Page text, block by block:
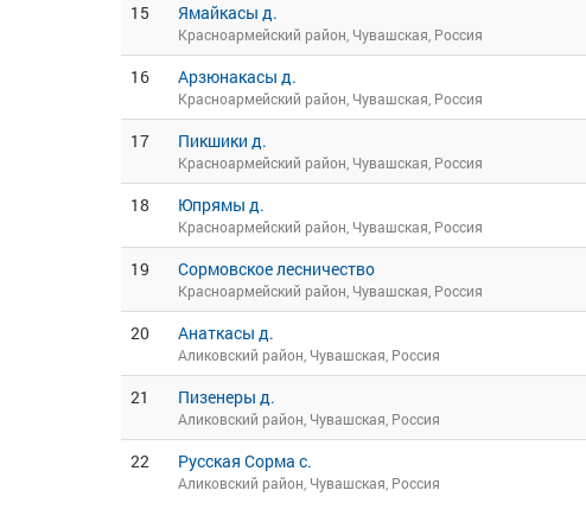
15 Ямайкасы д.
Красноармейский район, Чувашская, Россия
16 Арзюнакасы д.
Красноармейский район, Чувашская, Россия
17 Пикшики д.
Красноармейский район, Чувашская, Россия
18 Юпрямы д.
Красноармейский район, Чувашская, Россия
19 Сормовское лесничество
Красноармейский район, Чувашская, Россия
20 Анаткасы д.
Аликовский район, Чувашская, Россия
21 Пизенеры д.
Аликовский район, Чувашская, Россия
22 Русская Сорма с.
Аликовский район, Чувашская, Россия